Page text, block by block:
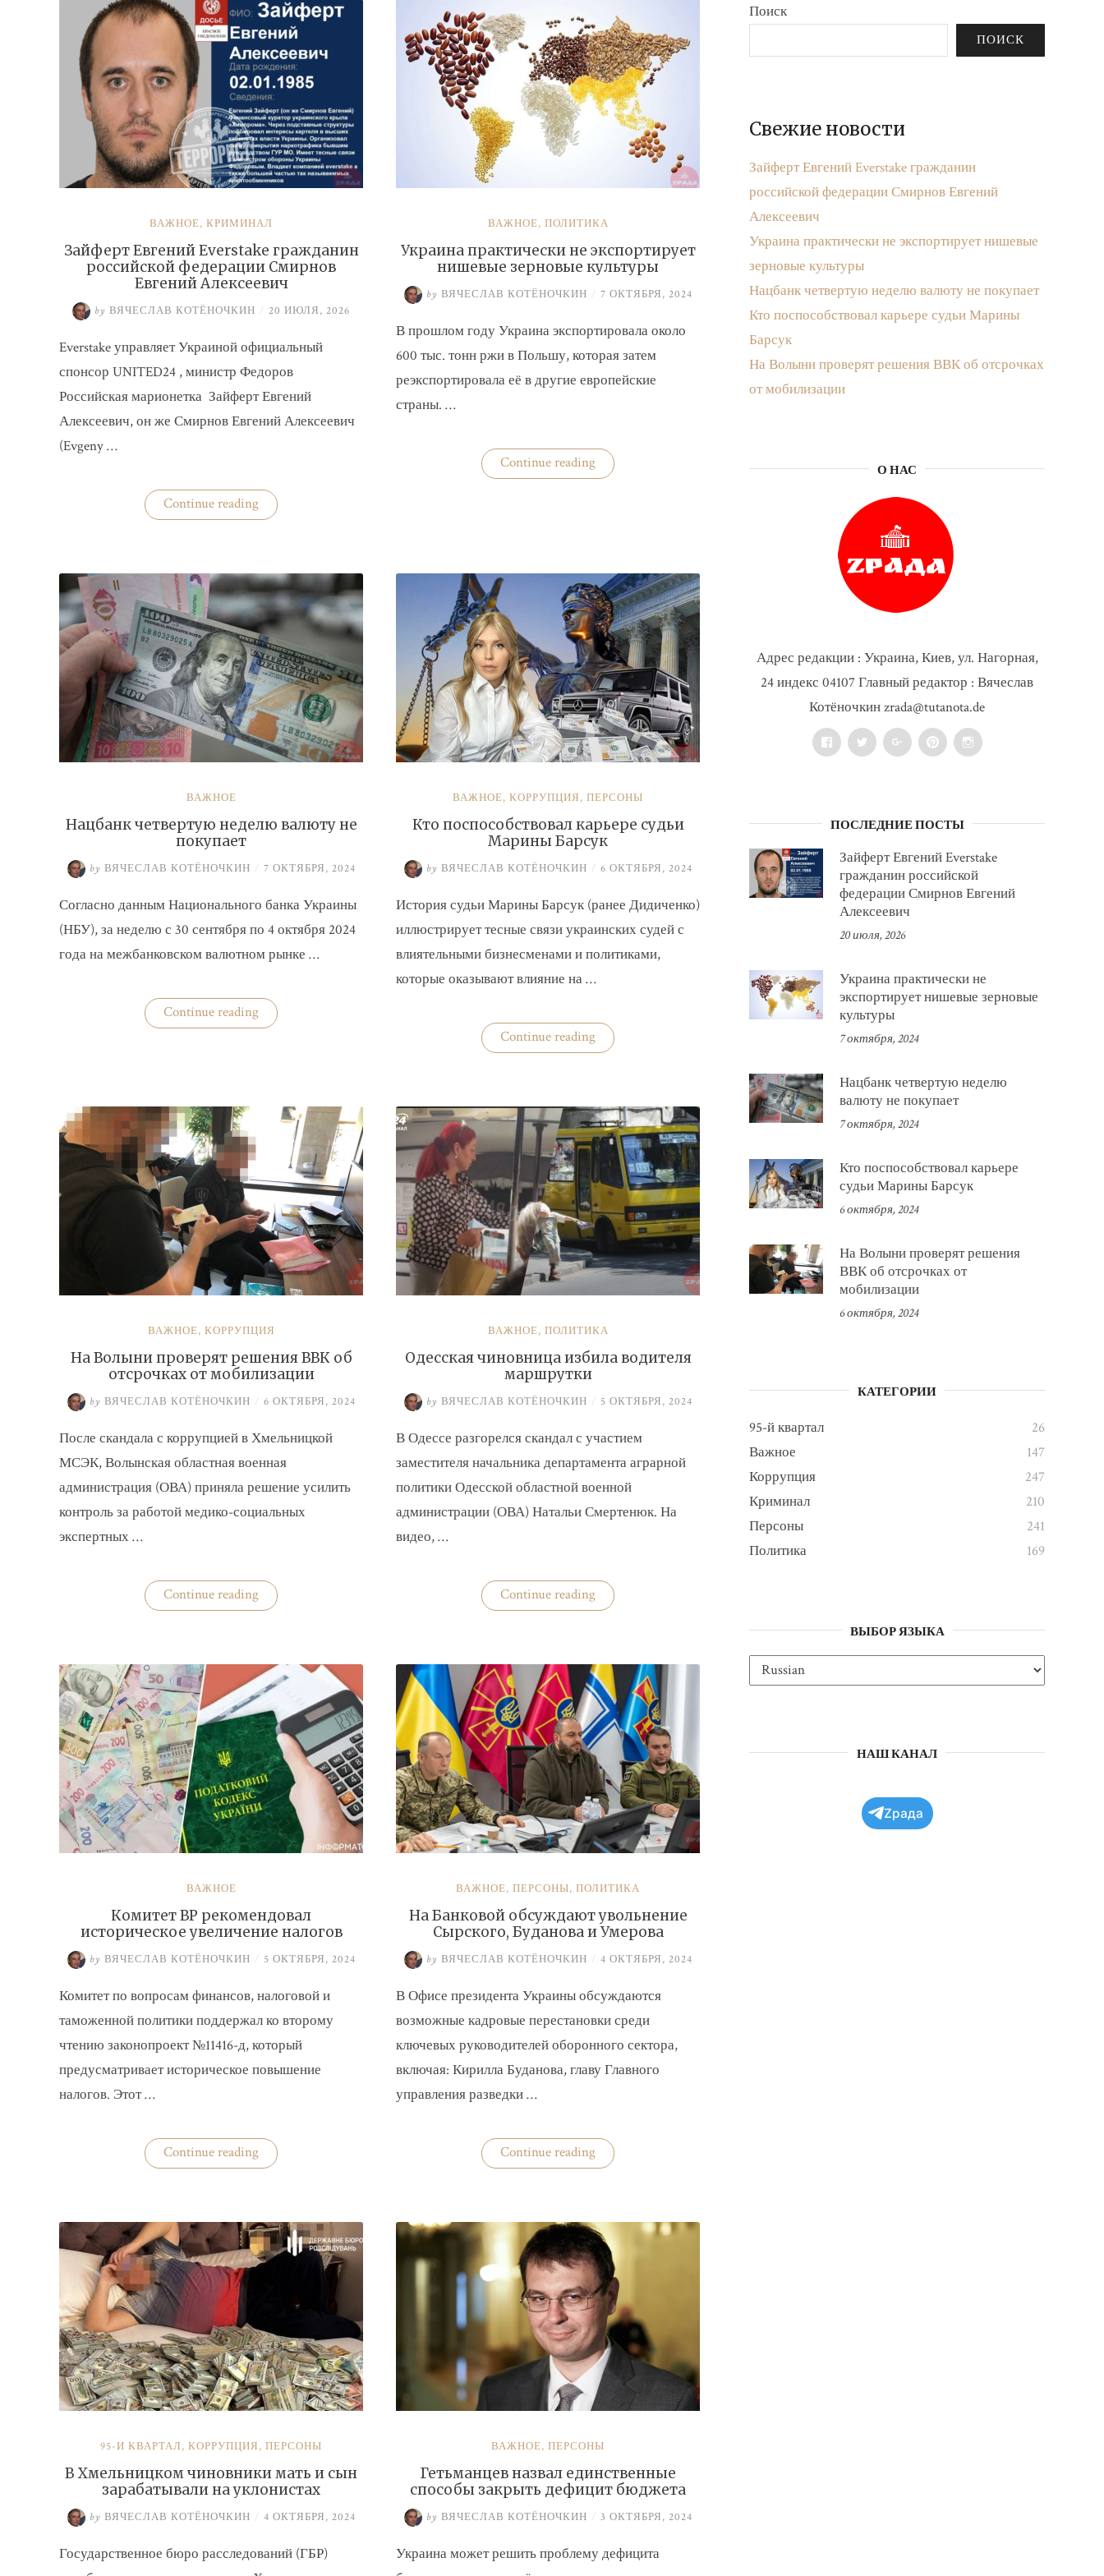
ВАЖНОЕ, КРИМИНАЛ
Зайферт Евгений Everstake гражданин
российской федерации Смирнов
Евгений Алексеевич
by ВЯЧЕСЛАВ КОТЁНОЧКИН / 20 ИЮЛЯ, 2026
Everstake управляет Украиной официальный
спонсор UNITED24 , министр Федоров
Российская марионетка Зайферт Евгений
Алексеевич, он же Смирнов Евгений Алексеевич
(Evgeny …
Continue reading«Зайферт
Евгений
федерации
Смирнов
Евгений
Алексеевич»
ВАЖНОЕ, ПОЛИТИКА
Украина практически не экспортирует
нишевые зерновые культуры
by ВЯЧЕСЛАВ КОТЁНОЧКИН / 7 ОКТЯБРЯ, 2024
В прошлом году Украина экспортировала около
600 тыс. тонн ржи в Польшу, которая затем
реэкспортировала её в другие европейские
страны. …
Continue reading«Украина
практически
ВАЖНОЕ
Нацбанк четвертую неделю валюту не
покупает
by ВЯЧЕСЛАВ КОТЁНОЧКИН / 7 ОКТЯБРЯ, 2024
Согласно данным Национального банка Украины
(НБУ), за неделю с 30 сентября по 4 октября 2024
года на межбанковском валютном рынке …
Continue reading«Нацбанк
четвертую
ВАЖНОЕ, КОРРУПЦИЯ, ПЕРСОНЫ
Кто поспособствовал карьере судьи
Марины Барсук
by ВЯЧЕСЛАВ КОТЁНОЧКИН / 6 ОКТЯБРЯ, 2024
История судьи Марины Барсук (ранее Дидиченко)
иллюстрирует тесные связи украинских судей с
влиятельными бизнесменами и политиками,
которые оказывают влияние на …
Continue reading«Кто
поспособствовал
Барсук»
ВАЖНОЕ, КОРРУПЦИЯ
На Волыни проверят решения ВВК об
отсрочках от мобилизации
by ВЯЧЕСЛАВ КОТЁНОЧКИН / 6 ОКТЯБРЯ, 2024
После скандала с коррупцией в Хмельницкой
МСЭК, Волынская областная военная
администрация (ОВА) приняла решение усилить
контроль за работой медико-социальных
экспертных …
Continue reading«На
Волыни
об
отсрочках
от
мобилизации»
ВАЖНОЕ, ПОЛИТИКА
Одесская чиновница избила водителя
маршрутки
by ВЯЧЕСЛАВ КОТЁНОЧКИН / 5 ОКТЯБРЯ, 2024
В Одессе разгорелся скандал с участием
заместителя начальника департамента аграрной
политики Одесской областной военной
администрации (ОВА) Натальи Смертенюк. На
видео, …
Continue reading«Одесская
чиновница
ВАЖНОЕ
Комитет ВР рекомендовал
историческое увеличение налогов
by ВЯЧЕСЛАВ КОТЁНОЧКИН / 5 ОКТЯБРЯ, 2024
Комитет по вопросам финансов, налоговой и
таможенной политики поддержал ко второму
чтению законопроект №11416-д, который
предусматривает историческое повышение
налогов. Этот …
Continue reading«Комитет
ВР
налогов»
ВАЖНОЕ, ПЕРСОНЫ, ПОЛИТИКА
На Банковой обсуждают увольнение
Сырского, Буданова и Умерова
by ВЯЧЕСЛАВ КОТЁНОЧКИН / 4 ОКТЯБРЯ, 2024
В Офисе президента Украины обсуждаются
возможные кадровые перестановки среди
ключевых руководителей оборонного сектора,
включая: Кирилла Буданова, главу Главного
управления разведки …
Continue reading«На
Банковой
Буданова
и
Умерова»
95-Й КВАРТАЛ, КОРРУПЦИЯ, ПЕРСОНЫ
В Хмельницком чиновники мать и сын
зарабатывали на уклонистах
by ВЯЧЕСЛАВ КОТЁНОЧКИН / 4 ОКТЯБРЯ, 2024
Государственное бюро расследований (ГБР)
ВАЖНОЕ, ПЕРСОНЫ
Гетьманцев назвал единственные
способы закрыть дефицит бюджета
by ВЯЧЕСЛАВ КОТЁНОЧКИН / 3 ОКТЯБРЯ, 2024
Украина может решить проблему дефицита
Поиск
ПОИСК
Свежие новости
Зайферт Евгений Everstake гражданин
российской федерации Смирнов Евгений
Алексеевич
Украина практически не экспортирует нишевые
зерновые культуры
Нацбанк четвертую неделю валюту не покупает
Кто поспособствовал карьере судьи Марины
Барсук
На Волыни проверят решения ВВК об отсрочках
от мобилизации
О НАС
Адрес редакции : Украина, Киев, ул. Нагорная,
24 индекс 04107 Главный редактор : Вячеслав
Котёночкин zrada@tutanota.de
FacebookTwitter Google+PinterestInstagram
ПОСЛЕДНИЕ ПОСТЫ
Зайферт Евгений Everstake
гражданин российской
федерации Смирнов Евгений
Алексеевич
20 июля, 2026
Украина практически не
экспортирует нишевые зерновые
культуры
7 октября, 2024
Нацбанк четвертую неделю
валюту не покупает
7 октября, 2024
Кто поспособствовал карьере
судьи Марины Барсук
6 октября, 2024
На Волыни проверят решения
ВВК об отсрочках от
мобилизации
6 октября, 2024
КАТЕГОРИИ
95-й квартал
26
Важное
147
Коррупция
247
Криминал
210
Персоны
241
Политика
169
ВЫБОР ЯЗЫКА
НАШ КАНАЛ
Zрада